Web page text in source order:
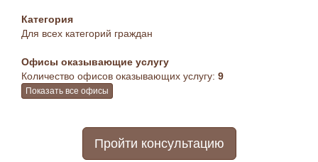
Категория
Для всех категорий граждан
Офисы оказывающие услугу
Количество офисов оказывающих услугу: 9
Показать все офисы
Пройти консультацию